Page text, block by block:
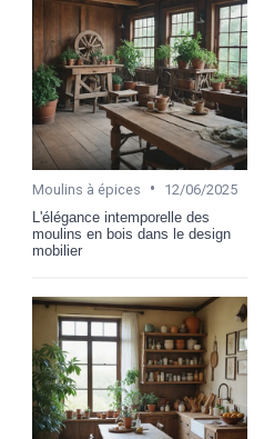
Moulins à épices •
12/06/2025
L'élégance intemporelle des
moulins en bois dans le design
mobilier